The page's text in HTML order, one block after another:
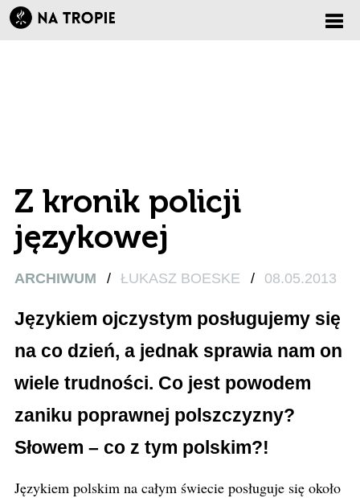
Z kronik policji
językowej
ARCHIWUM / ŁUKASZ BOESKE / 08.05.2013
Językiem ojczystym posługujemy się
na co dzień, a jednak sprawia nam on
wiele trudności. Co jest powodem
zaniku poprawnej polszczyzny?
Słowem – co z tym polskim?!
Językiem polskim na całym świecie posługuje się około